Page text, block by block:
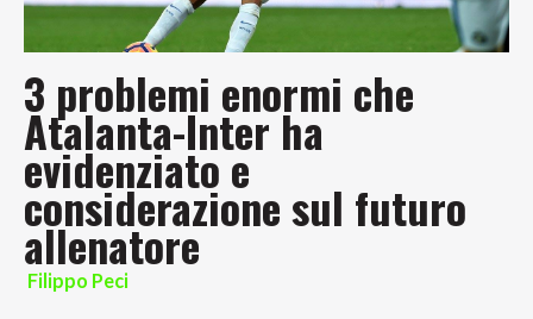
3 problemi enormi che
Atalanta-Inter ha
evidenziato e
considerazione sul futuro
allenatore
Filippo Peci